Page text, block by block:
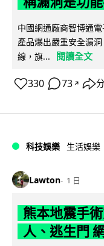
中國網通廠商智博通
產品爆出嚴重安全漏
線，旗...
閱讀全文
330 73 ↗
科技娛樂 生活娛樂
Lawton 1 日
熊本地震手
人、逃生門